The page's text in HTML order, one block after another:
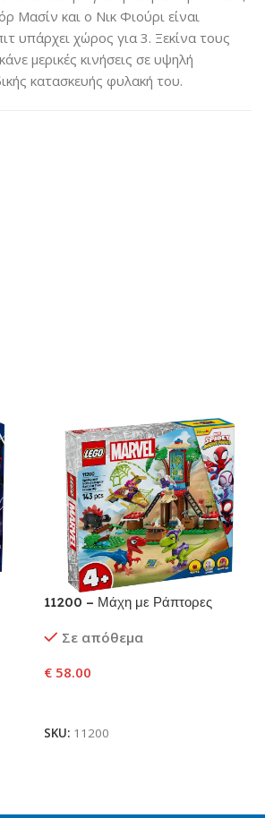
και ο Νικ Φιούρι είναι
υπάρχει χώρος για 3. Ξεκίνα τους
μερικές κινήσεις σε υψηλή
κατασκευής φυλακή του.
11200 – Μάχη με Ράπτορες
του Δεντρόσπιτου
Σε απόθεμα
€ 58.00
SKU: 11200